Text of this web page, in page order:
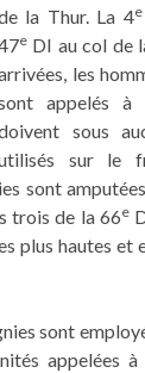
la Thur. La 4e
e DI au col de
les
appelés
sous
sur le
sont
trois de la 66e
plus hautes et
sont
appelées